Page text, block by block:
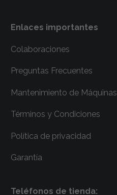
Enlaces importantes
Colaboraciones
Preguntas Frecuentes
Mantenimiento de Máquinas
Términos y Condiciones
Política de privacidad
Garantía
Teléfonos de tienda: